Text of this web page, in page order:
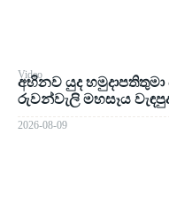
Video
අභිනව යුද
රුවන්වැලි මහසෑය
2026-08-09